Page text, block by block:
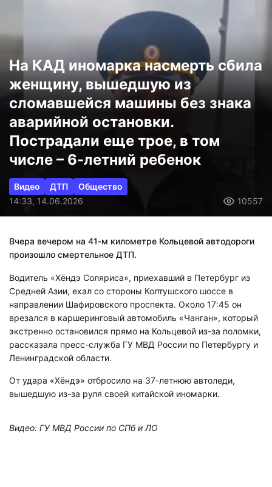
На КАД иномарка насмерть сбила
женщину, вышедшую из
сломавшейся машины без знака
аварийной остановки.
Пострадали еще трое, в том
числе – 6-летний ребенок
Видео ДТП
Общество
14:33, 14.06.2026
10557
Вчера вечером на 41-м километре Кольцевой автодороги
произошло смертельное ДТП.
Водитель «Хёндэ Соляриса», приехавший в Петербург из
Средней Азии, ехал со стороны Колтушского шоссе в
направлении Шафировского проспекта. Около 17:45 он
врезался в каршеринговый автомобиль «Чанган», который
экстренно остановился прямо на Кольцевой из-за поломки,
рассказала пресс-служба ГУ МВД России по Петербургу и
Ленинградской области.
От удара «Хёндэ» отбросило на 37-летнюю автоледи,
вышедшую из-за руля своей китайской иномарки.
Видео: ГУ МВД России по СПб и ЛО